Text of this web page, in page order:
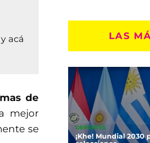
acá
de
mejor
se
LAS
DEPORTES
¡Khe! Mundial 2030